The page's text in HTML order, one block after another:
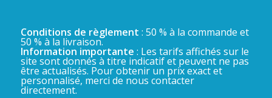
Conditions de règlement : 50 % à la commande et
50 % à la livraison.
Information importante : Les tarifs affichés sur le
site sont donnés à titre indicatif et peuvent ne pas
être actualisés. Pour obtenir un prix exact et
personnalisé, merci de nous contacter
directement.